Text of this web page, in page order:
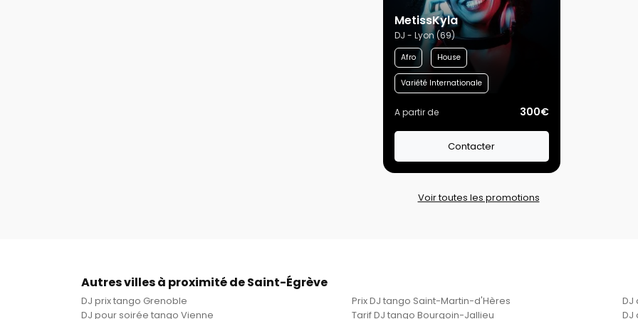
MetissKyla
DJ - Lyon (69)
Afro House
Variété Internationale
A partir de 300€
Contacter
Voir toutes les promotions
Autres villes à proximité de Saint-Égrève
DJ prix tango Grenoble Prix DJ tango Saint-Martin-d'Hères
DJ
DJ pour soirée tango Vienne
Tarif DJ tango Bourgoin-Jallieu DJ